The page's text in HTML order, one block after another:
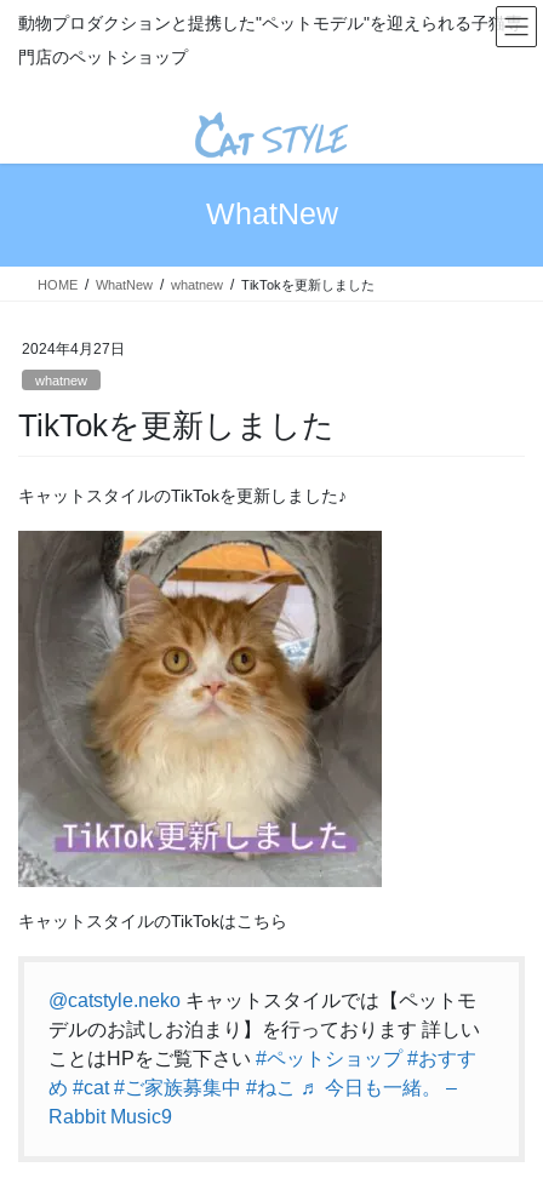
ス
ン
動物プロダクションと提携した"ペットモデル"を迎えられる子猫専
門店のペットショップ
WhatNew
HOME WhatNew whatnew TikTokを更新しました
2024年4月27日
whatnew
TikTokを更新しました
キャットスタイルのTikTokを更新しました♪
キャットスタイルのTikTokはこちら
@catstyle.neko キャットスタイルでは【ペットモ
デルのお試しお泊まり】を行っております 詳しい
ことはHPをご覧下さい #ペットショップ #おすす
め #cat #ご家族募集中 #ねこ ♬ 今日も一緒。 –
Rabbit Music9